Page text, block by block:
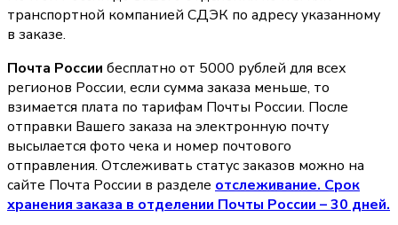
транспортной компанией СДЭК по адресу указанному
в заказе.
Почта России бесплатно от 5000 рублей для всех
регионов России, если сумма заказа меньше, то
взимается плата по тарифам Почты России. После
отправки Вашего заказа на электронную почту
высылается фото чека и номер почтового
отправления. Отслеживать статус заказов можно на
сайте Почта России в разделе oтслеживание. Срок
хранения заказа в отделении Почты России – 30 дней.